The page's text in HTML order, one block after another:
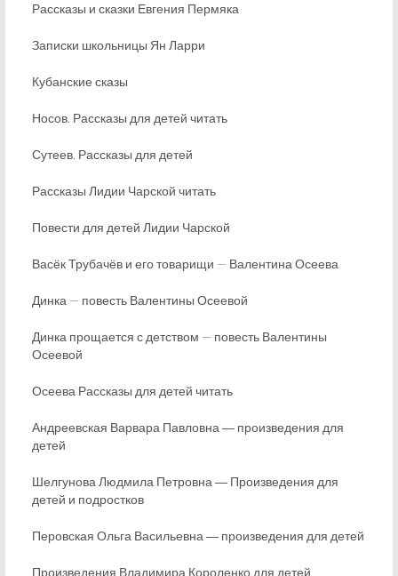
Рассказы и сказки Евгения Пермяка
Записки школьницы Ян Ларри
Кубанские сказы
Носов. Рассказы для детей читать
Сутеев. Рассказы для детей
Рассказы Лидии Чарской читать
Повести для детей Лидии Чарской
Васёк Трубачёв и его товарищи — Валентина Осеева
Динка — повесть Валентины Осеевой
Динка прощается с детством — повесть Валентины
Осеевой
Осеева Рассказы для детей читать
Андреевская Варвара Павловна ― произведения для
детей
Шелгунова Людмила Петровна ― Произведения для
детей и подростков
Перовская Ольга Васильевна ― произведения для детей
Произведения Владимира Короленко для детей